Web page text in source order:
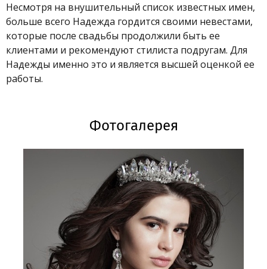
Несмотря на внушительный список известных имен,
больше всего Надежда гордится своими невестами,
которые после свадьбы продолжили быть ее
клиентами и рекомендуют стилиста подругам. Для
Надежды именно это и является высшей оценкой ее
работы.
Фотогалерея